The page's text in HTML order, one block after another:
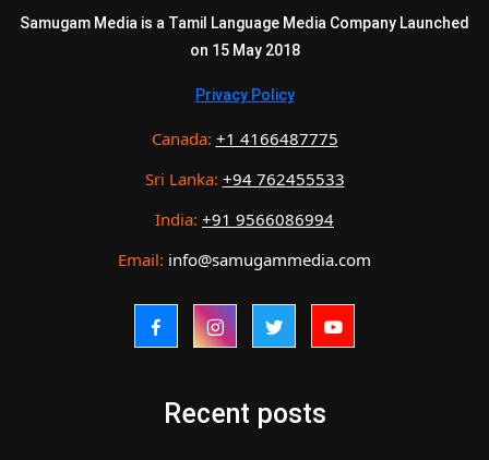
Samugam Media is a Tamil Language Media Company Launched
on 15 May 2018
Privacy Policy
Canada: +1 4166487775
Sri Lanka: +94 762455533
India: +91 9566086994
Email: info@samugammedia.com
Recent posts